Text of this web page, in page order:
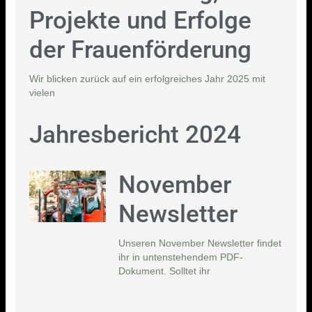
Projekte und Erfolge
der Frauenförderung
Wir blicken zurück auf ein erfolgreiches Jahr 2025 mit
vielen
Jahresbericht 2024
November
Newsletter
Unseren November Newsletter findet
ihr in untenstehendem PDF-
Dokument. Solltet ihr